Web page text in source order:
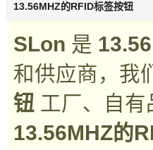
13.56MHZ的RFID标签按钮
SLon 是
和供应商，我
钮 工厂、自
13.56MHZ的